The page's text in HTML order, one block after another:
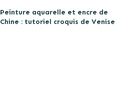
Peinture aquarelle et encre de
Chine : tutoriel croquis de Venise